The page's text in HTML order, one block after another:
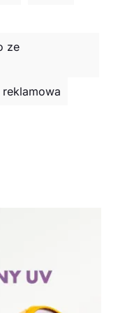
ze
reklamowa